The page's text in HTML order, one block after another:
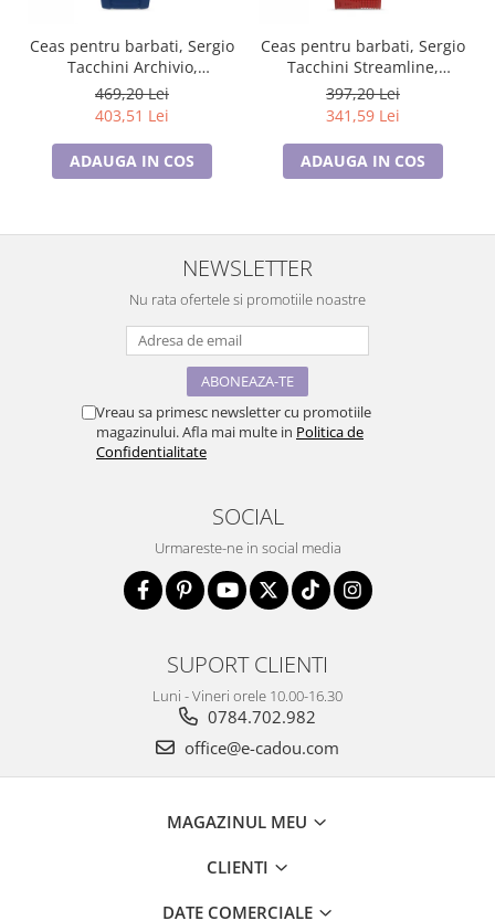
Ceas pentru barbati, Sergio
Tacchini Archivio,
ST.1.10186.4
469,20 Lei
403,51 Lei
ADAUGA IN COS
Ceas pentru barbati, Sergio
Tacchini Streamline,
ST.1.10210.1
397,20 Lei
341,59 Lei
ADAUGA IN COS
NEWSLETTER
Nu rata ofertele si promotiile noastre
Vreau sa primesc newsletter cu promotiile
magazinului. Afla mai multe in Politica de
Confidentialitate
SOCIAL
Urmareste-ne in social media
SUPORT CLIENTI
Luni - Vineri orele 10.00-16.30
0784.702.982
office@e-cadou.com
MAGAZINUL MEU
CLIENTI
DATE COMERCIALE